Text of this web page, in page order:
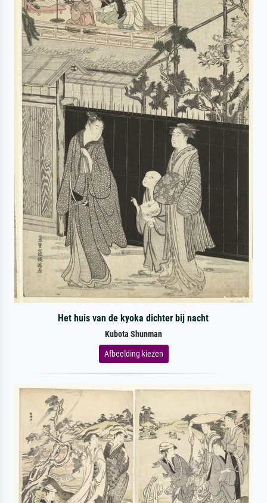
Het huis van de kyoka dichter bij nacht
Kubota Shunman
Afbeelding kiezen